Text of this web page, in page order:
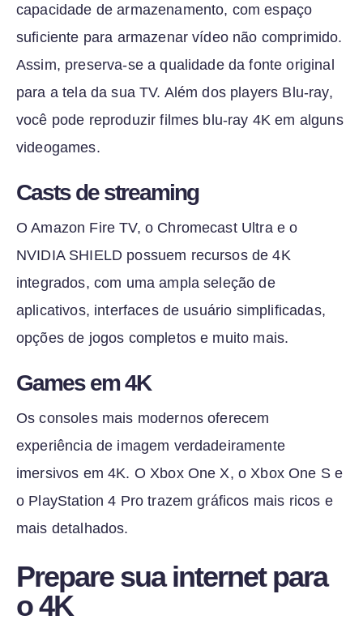
capacidade de armazenamento, com espaço
suficiente para armazenar vídeo não comprimido.
Assim, preserva-se a qualidade da fonte original
para a tela da sua TV. Além dos players Blu-ray,
você pode reproduzir filmes blu-ray 4K em alguns
videogames.
Casts de streaming
O Amazon Fire TV, o Chromecast Ultra e o
NVIDIA SHIELD possuem recursos de 4K
integrados, com uma ampla seleção de
aplicativos, interfaces de usuário simplificadas,
opções de jogos completos e muito mais.
Games em 4K
Os consoles mais modernos oferecem
experiência de imagem verdadeiramente
imersivos em 4K. O Xbox One X, o Xbox One S e
o PlayStation 4 Pro trazem gráficos mais ricos e
mais detalhados.
Prepare sua internet para
o 4K